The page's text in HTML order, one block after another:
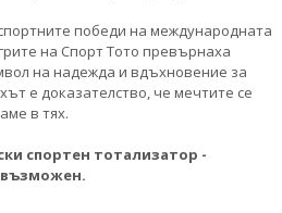
победи на международната
на Спорт Тото превърнаха
на надежда и вдъхновение за
е доказателство, че мечтите се
в тях.
спортен тотализатор -
възможен.